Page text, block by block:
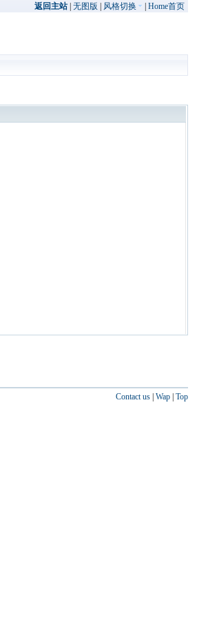
返回主站| 无图版 风格切换 Home首页
Contact us| Wap| Top